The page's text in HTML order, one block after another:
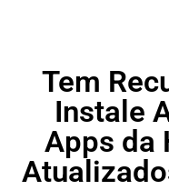
Tem
Instale
Apps da